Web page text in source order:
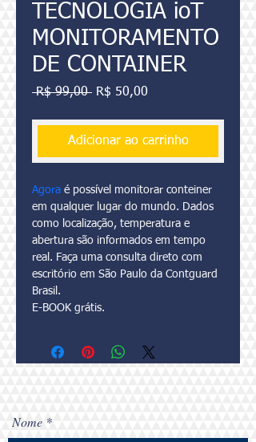
TECNOLOGIA ioT
MONITORAMENTO
DE CONTAINER
R$ 99,00 Preço
R$ 50,00
Adicionar ao carrinho
Agora é possível monitorar conteiner
em qualquer lugar do mundo. Dados
como localização, temperatura e
abertura são informados em tempo
real. Faça uma consulta direto com
escritório em São Paulo da Contguard
Brasil.
E-BOOK grátis.